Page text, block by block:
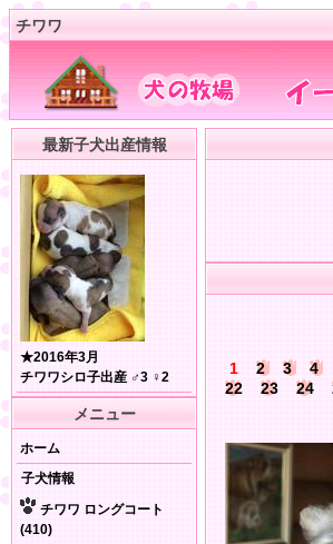
チワワ
最新子犬出産情報
★2016年3月
チワワシロ子出産 ♂3 ♀2
メニュー
ホーム
子犬情報
チワワ ロングコート
(410)
1 2 3 4
22
23 24